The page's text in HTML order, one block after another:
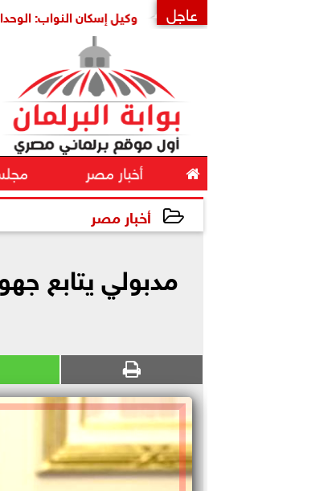
عاجلوكيل إسكان النواب: الوحدات
 أخبار مصر
أخبار مصر
مدبولي يتابع